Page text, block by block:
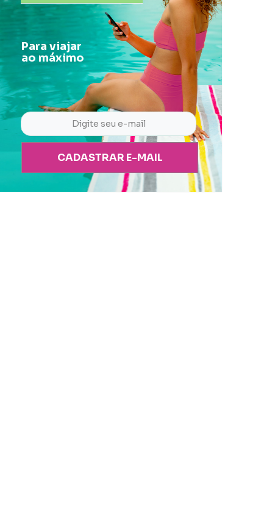
Para viajar
ao máximo
CADASTRAR E-MAIL